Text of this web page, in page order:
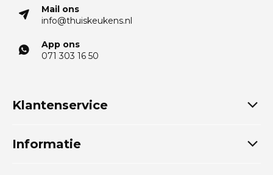
Mail ons
info@thuiskeukens.nl
App ons
071 303 16 50
Klantenservice
Informatie